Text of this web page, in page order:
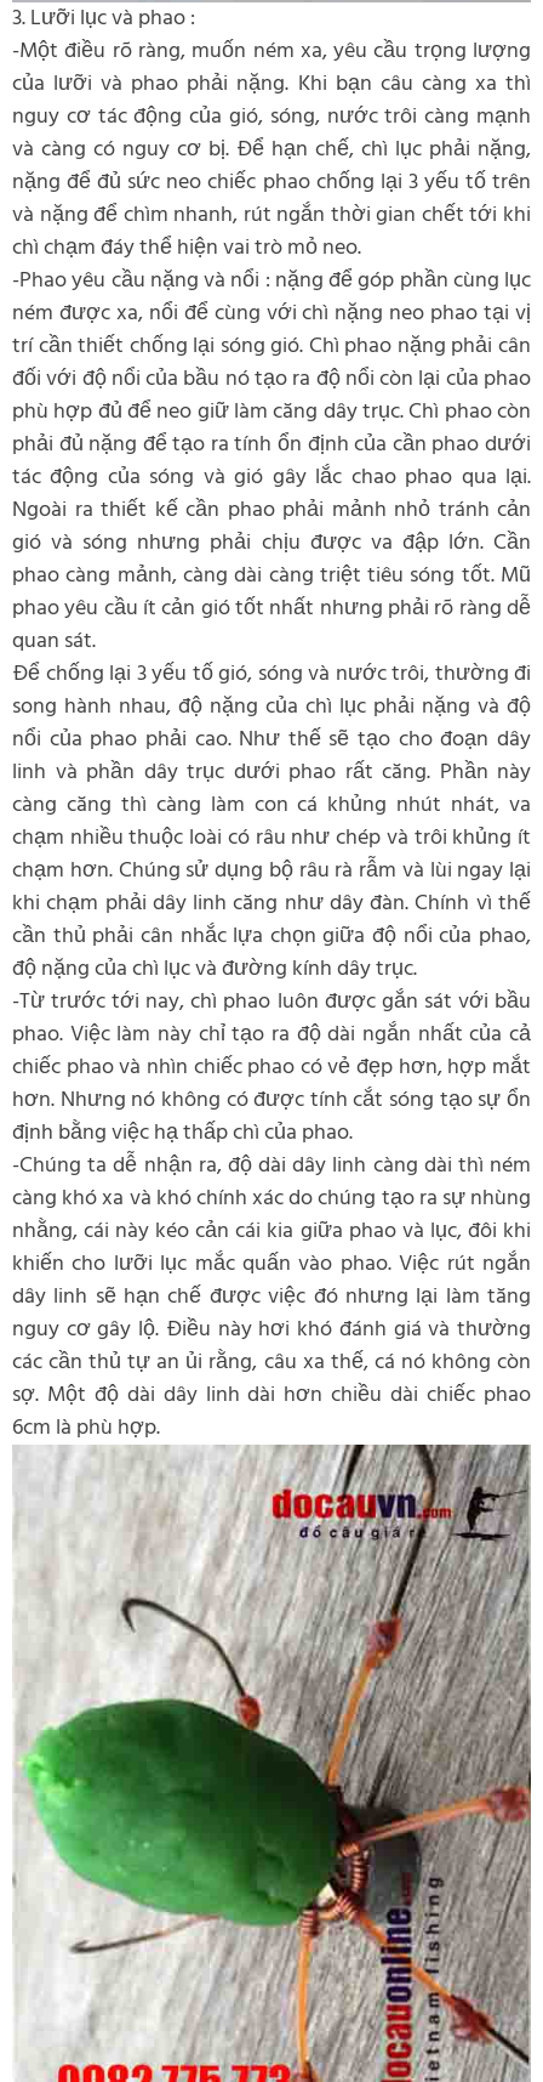
3. Lưỡi lục và phao :
-Một điều rõ ràng, muốn ném xa, yêu cầu trọng lượng
của lưỡi và phao phải nặng. Khi bạn câu càng xa thì
nguy cơ tác động của gió, sóng, nước trôi càng mạnh
và càng có nguy cơ bị. Để hạn chế, chì lục phải nặng,
nặng để đủ sức neo chiếc phao chống lại 3 yếu tố trên
và nặng để chìm nhanh, rút ngắn thời gian chết tới khi
chì chạm đáy thể hiện vai trò mỏ neo.
-Phao yêu cầu nặng và nổi : nặng để góp phần cùng lục
ném được xa, nổi để cùng với chì nặng neo phao tại vị
trí cần thiết chống lại sóng gió. Chì phao nặng phải cân
đối với độ nổi của bầu nó tạo ra độ nổi còn lại của phao
phù hợp đủ để neo giữ làm căng dây trục. Chì phao còn
phải đủ nặng để tạo ra tính ổn định của cần phao dưới
tác động của sóng và gió gây lắc chao phao qua lại.
Ngoài ra thiết kế cần phao phải mảnh nhỏ tránh cản
gió và sóng nhưng phải chịu được va đập lớn. Cần
phao càng mảnh, càng dài càng triệt tiêu sóng tốt. Mũ
phao yêu cầu ít cản gió tốt nhất nhưng phải rõ ràng dễ
quan sát.
Để chống lại 3 yếu tố gió, sóng và nước trôi, thường đi
song hành nhau, độ nặng của chì lục phải nặng và độ
nổi của phao phải cao. Như thế sẽ tạo cho đoạn dây
linh và phần dây trục dưới phao rất căng. Phần này
càng căng thì càng làm con cá khủng nhút nhát, va
chạm nhiều thuộc loài có râu như chép và trôi khủng ít
chạm hơn. Chúng sử dụng bộ râu rà rẫm và lùi ngay lại
khi chạm phải dây linh căng như dây đàn. Chính vì thế
cần thủ phải cân nhắc lựa chọn giữa độ nổi của phao,
độ nặng của chì lục và đường kính dây trục.
-Từ trước tới nay, chì phao luôn được gắn sát với bầu
phao. Việc làm này chỉ tạo ra độ dài ngắn nhất của cả
chiếc phao và nhìn chiếc phao có vẻ đẹp hơn, hợp mắt
hơn. Nhưng nó không có được tính cắt sóng tạo sự ổn
định bằng việc hạ thấp chì của phao.
-Chúng ta dễ nhận ra, độ dài dây linh càng dài thì ném
càng khó xa và khó chính xác do chúng tạo ra sự nhùng
nhằng, cái này kéo cản cái kia giữa phao và lục, đôi khi
khiến cho lưỡi lục mắc quấn vào phao. Việc rút ngắn
dây linh sẽ hạn chế được việc đó nhưng lại làm tăng
nguy cơ gây lộ. Điều này hơi khó đánh giá và thường
các cần thủ tự an ủi rằng, câu xa thế, cá nó không còn
sợ. Một độ dài dây linh dài hơn chiều dài chiếc phao
6cm là phù hợp.